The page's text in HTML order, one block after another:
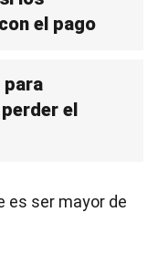
el pago
para
el
es ser mayor de